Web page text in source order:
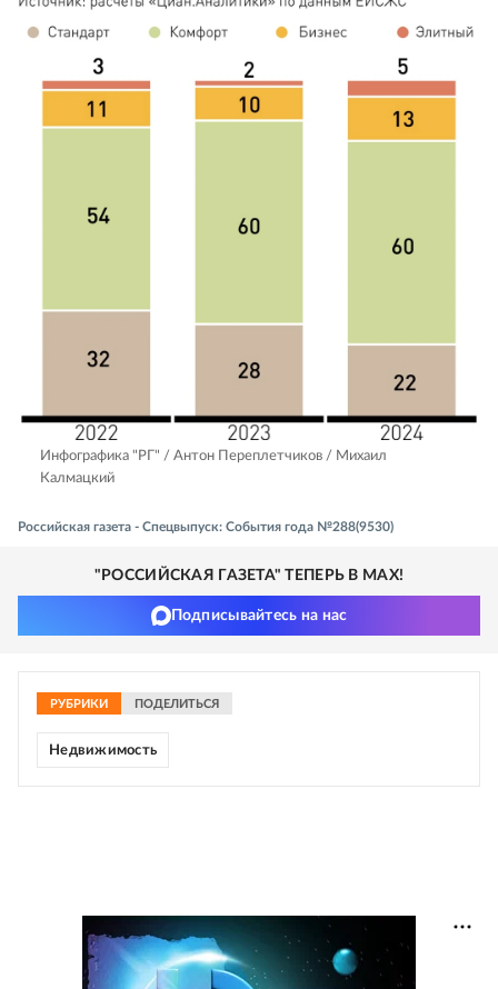
Инфографика "РГ" / Антон Переплетчиков / Михаил
Калмацкий
Российская газета - Спецвыпуск: События года №288(9530)
"РОССИЙСКАЯ ГАЗЕТА" ТЕПЕРЬ В MAX!
Подписывайтесь на нас
РУБРИКИ ПОДЕЛИТЬСЯ
Недвижимость